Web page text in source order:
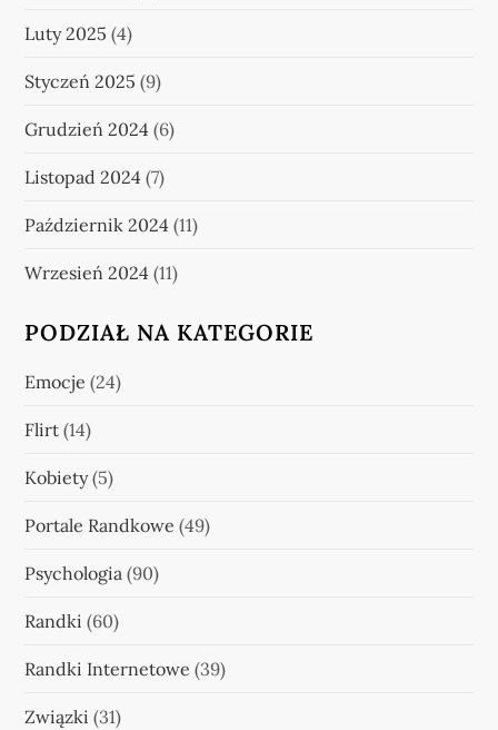
Luty 2025 (4)
Styczeń 2025 (9)
Grudzień 2024 (6)
Listopad 2024 (7)
Październik 2024 (11)
Wrzesień 2024 (11)
PODZIAŁ NA KATEGORIE
Emocje (24)
Flirt (14)
Kobiety(5)
Portale Randkowe (49)
Psychologia (90)
Randki (60)
Randki Internetowe (39)
Związki (31)